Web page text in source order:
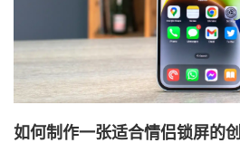
如何制作一张适合情侣锁屏的创